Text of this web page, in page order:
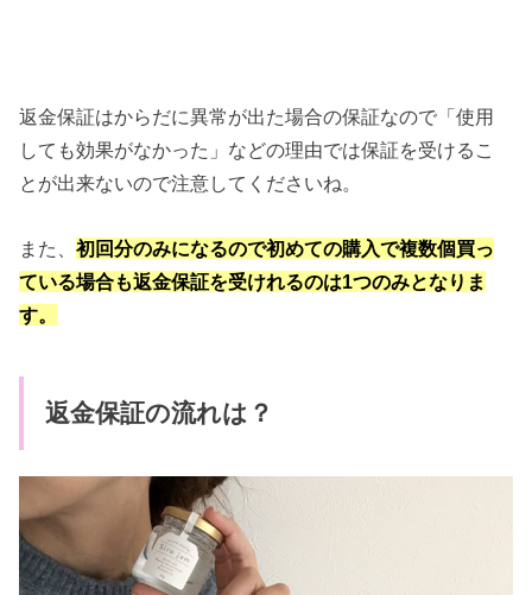
返金保証はからだに異常が出た場合の保証なので「使用
しても効果がなかった」などの理由では保証を受けるこ
とが出来ないので注意してくださいね。
また、初回分のみになるので初めての購入で複数個買っ
ている場合も返金保証を受けれるのは1つのみとなりま
す。
返金保証の流れは？